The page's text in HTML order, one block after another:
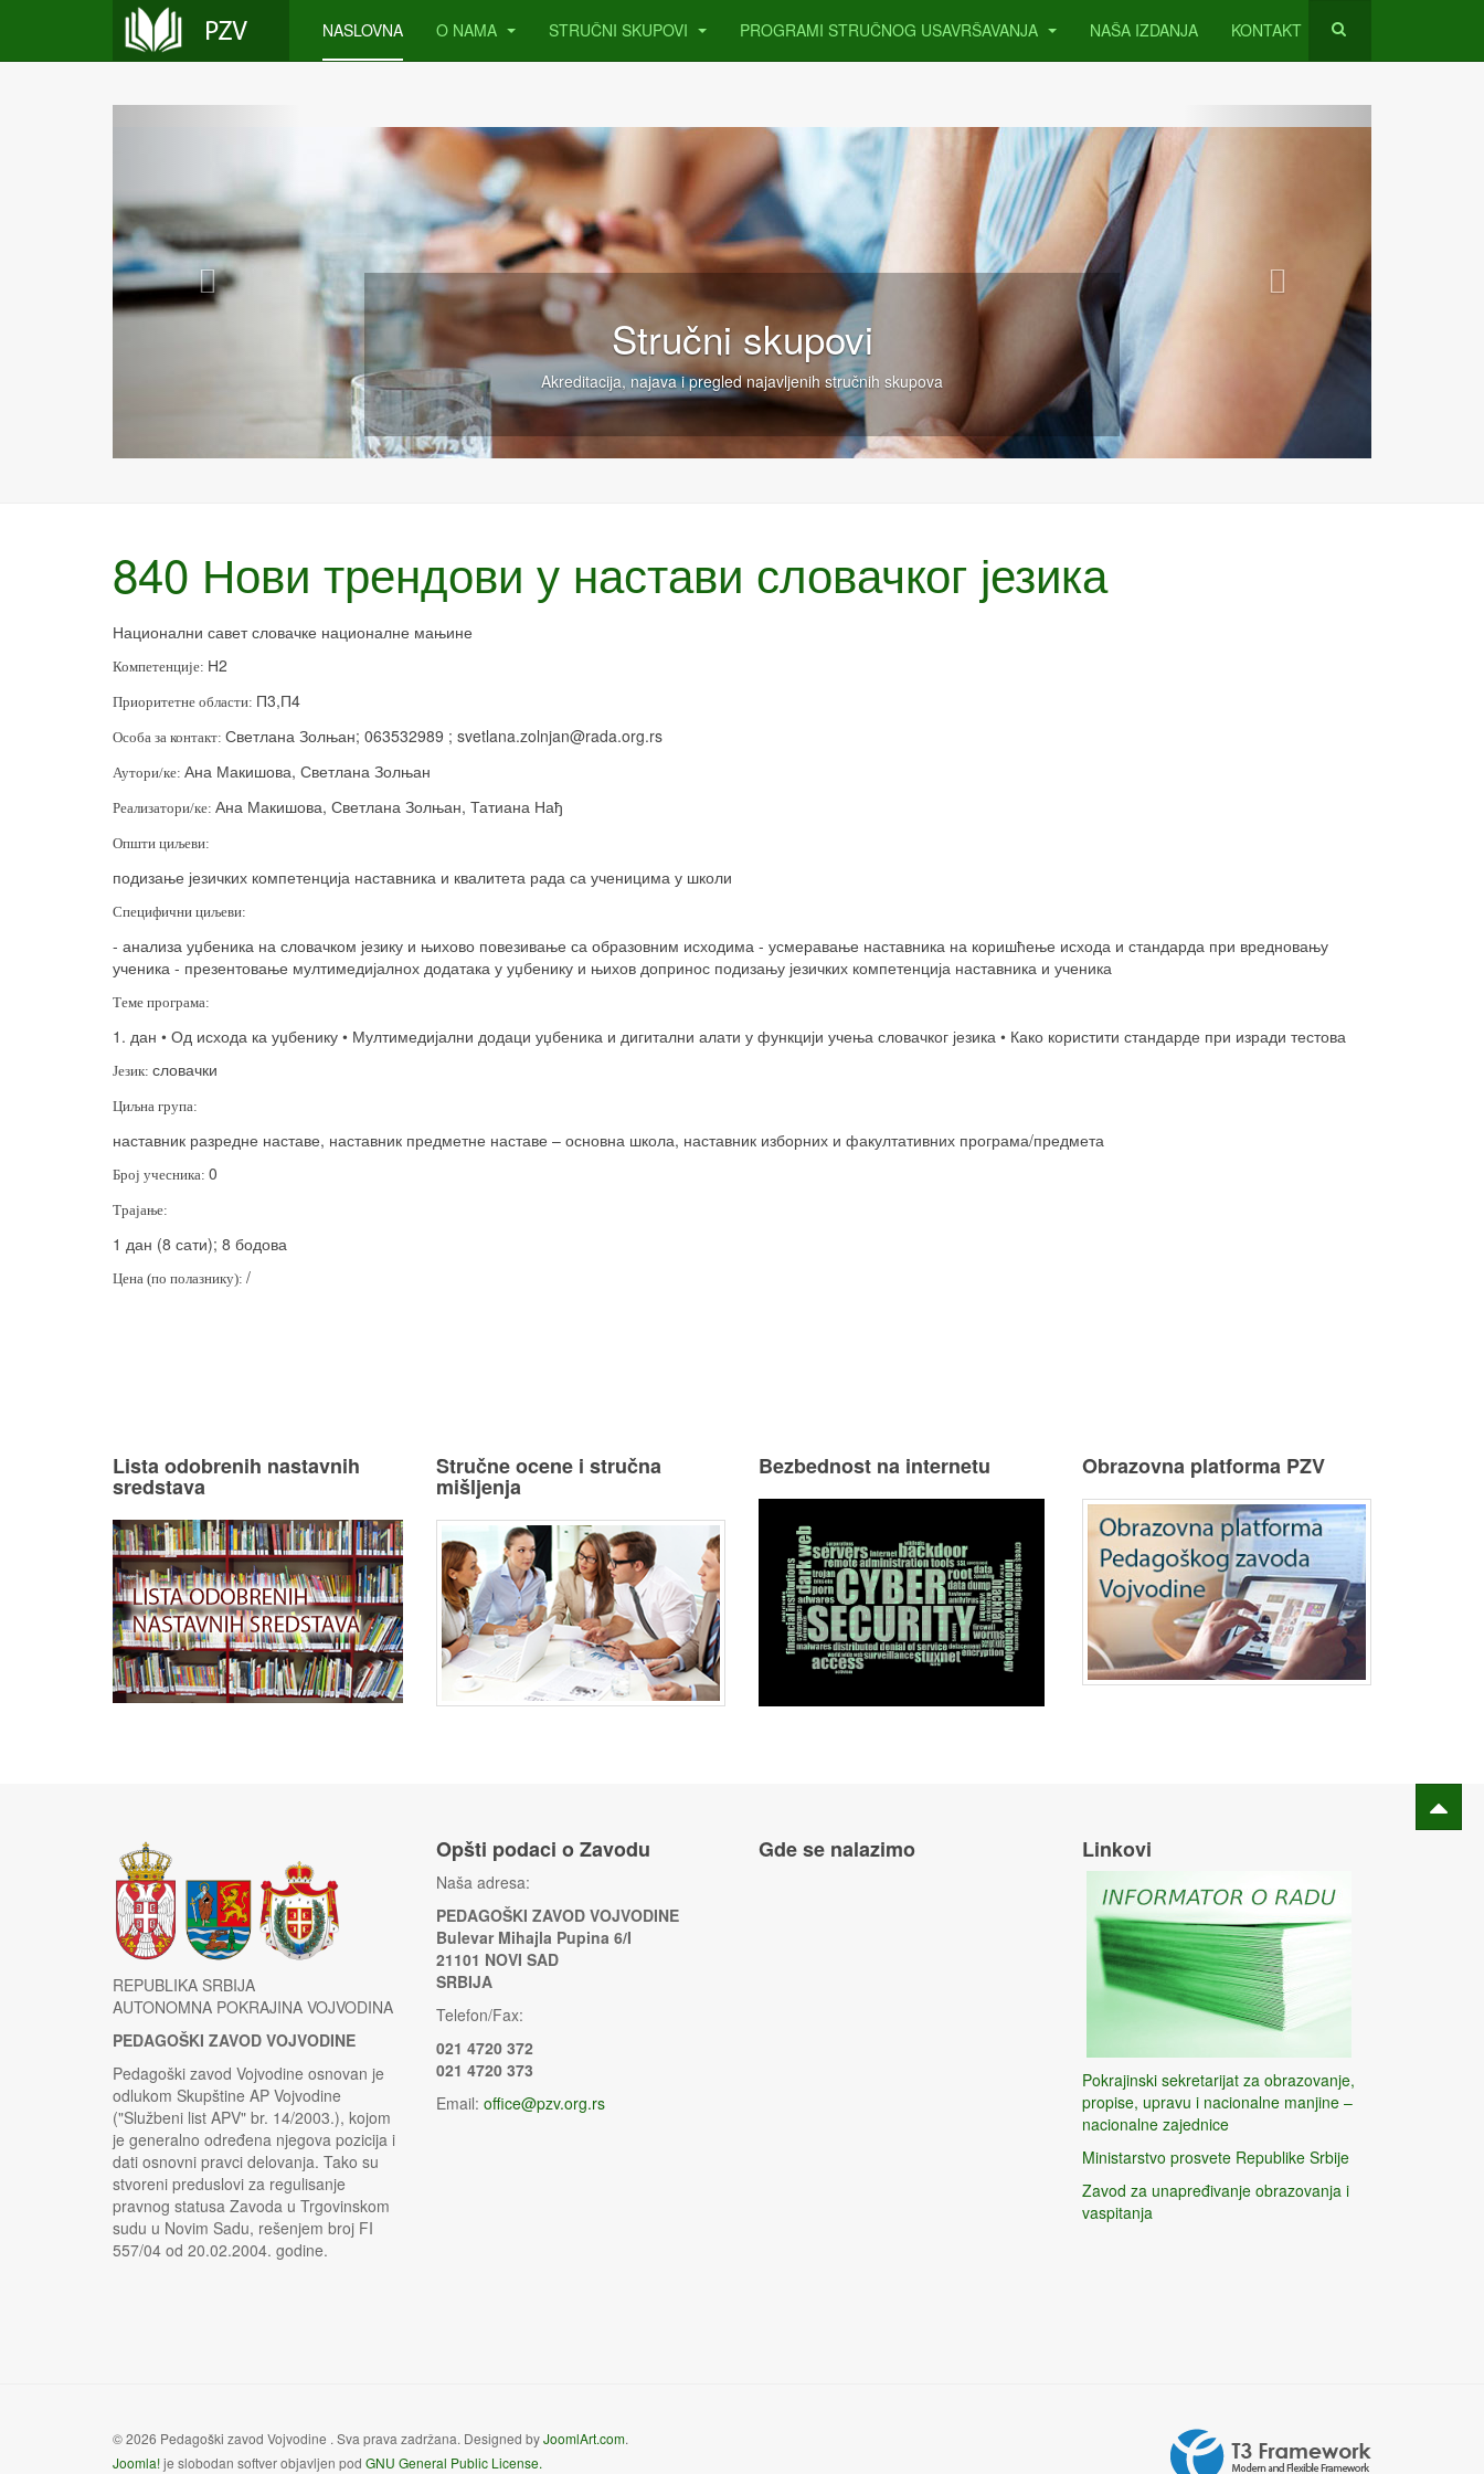
NASLOVNA O NAMA STRUČNI SKUPOVI PROGRAMI STRUČNOG USAVRŠAVANJA NAŠA IZDANJA KONTAKT
Stručni skupovi
Akreditacija, najava i pregled najavljenih stručnih skupova
840 Нови трендови у настави словачког језика
Национални савет словачке националне мањине
Компетенције: Н2
Приоритетне области: П3,П4
Особа за контакт: Светлана Золњан; 063532989 ; svetlana.zolnjan@rada.org.rs
Аутори/ке: Ана Макишова, Светлана Золњан
Реализатори/ке: Ана Макишова, Светлана Золњан, Татиана Нађ
Општи циљеви:
подизање језичких компетенција наставника и квалитета рада са ученицима у школи
Специфични циљеви:
- анализа уџбеника на словачком језику и њихово повезивање са образовним исходима - усмеравање наставника на коришћење исхода и стандарда при вредновању
ученика - презентовање мултимедијалнох додатака у уџбенику и њихов допринос подизању језичких компетенција наставника и ученика
Теме програма:
1. дан • Од исхода ка уџбенику • Мултимедијални додаци уџбеника и дигитални алати у функцији учења словачког језика • Како користити стандарде при изради тестова
Језик: словачки
Циљна група:
наставник разредне наставе, наставник предметне наставе – основна школа, наставник изборних и факултативних програма/предмета
Број учесника: 0
Трајање:
1 дан (8 сати); 8 бодова
Цена (по полазнику): /
Lista odobrenih nastavnih
sredstava
Stručne ocene i stručna
mišljenja
Bezbednost na internetu Obrazovna platforma PZV
REPUBLIKA SRBIJA
AUTONOMNA POKRAJINA VOJVODINA
PEDAGOŠKI ZAVOD VOJVODINE
Pedagoški zavod Vojvodine osnovan je
odlukom Skupštine AP Vojvodine
("Službeni list APV" br. 14/2003.), kojom
je generalno određena njegova pozicija i
dati osnovni pravci delovanja. Tako su
stvoreni preduslovi za regulisanje
pravnog statusa Zavoda u Trgovinskom
sudu u Novim Sadu, rešenjem broj FI
557/04 od 20.02.2004. godine.
Opšti podaci o Zavodu
Naša adresa:
PEDAGOŠKI ZAVOD VOJVODINE
Bulevar Mihajla Pupina 6/I
21101 NOVI SAD
SRBIJA
Telefon/Fax:
021 4720 372
021 4720 373
Email: office@pzv.org.rs
Gde se nalazimo Linkovi
Pokrajinski sekretarijat za obrazovanje,
propise, upravu i nacionalne manjine –
nacionalne zajednice
Ministarstvo prosvete Republike Srbije
Zavod za unapređivanje obrazovanja i
vaspitanja
© 2026 Pedagoški zavod Vojvodine . Sva prava zadržana. Designed byJoomlArt.com.
Joomla!je slobodan softver objavljen pod GNU General Public License.